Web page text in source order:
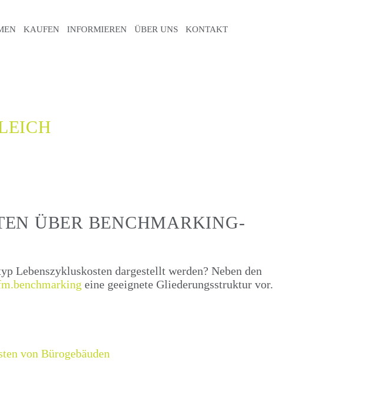
KAUFEN INFORMIEREN ÜBER UNS KONTAKT
ÜBER BENCHMARKING-
Lebenszykluskosten dargestellt werden? Neben den
eine geeignete Gliederungsstruktur vor.